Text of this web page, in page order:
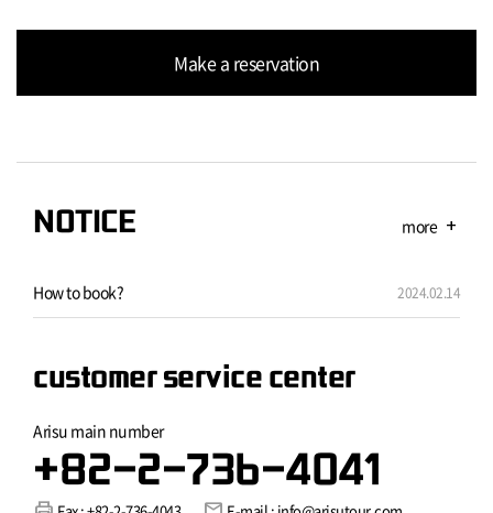
Make a reservation
NOTICE more add
How to book? 2024.02.14
customer service center
Arisu main number
+82-2-736-4041